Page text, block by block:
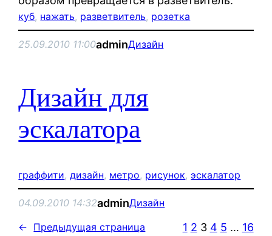
куб, нажать, разветвитель, розетка
25.09.2010 11:00adminДизайн
Дизайн для
эскалатора
граффити, дизайн, метро, рисунок, эскалатор
04.09.2010 14:32adminДизайн
← Предыдущая страница 1 2 3 4 5 … 16